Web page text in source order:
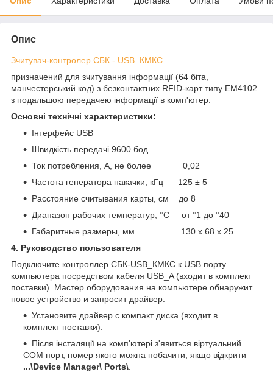
Опис
Зчитувач-контролер СБК - USB_КМКС
призначений для зчитування інформації (64 біта,
манчестерський код) з безконтактних RFID-карт типу ЕМ4102
з подальшою передачею інформації в комп'ютер.
Основні технічні характеристики:
Інтерфейс USB
Швидкість передачі 9600 бод
Ток потребления, А, не более 0,02
Частота генератора накачки, кГц 125 ± 5
Расстояние считывания карты, см до 8
Диапазон рабочих температур, °С от °1 до °40
Габаритные размеры, мм 130 x 68 x 25
4. Руководство пользователя
Подключите контроллер СБК-USB_КМКС к USB порту
компьютера посредством кабеля USB_A (входит в комплект
поставки). Мастер оборудования на компьютере обнаружит
новое устройство и запросит драйвер.
Установите драйвер с компакт диска (входит в
комплект поставки).
Після інсталяції на комп'ютері з'явиться віртуальний
СОМ порт, номер якого можна побачити, якщо відкрити
...\Device Manager\ Ports\